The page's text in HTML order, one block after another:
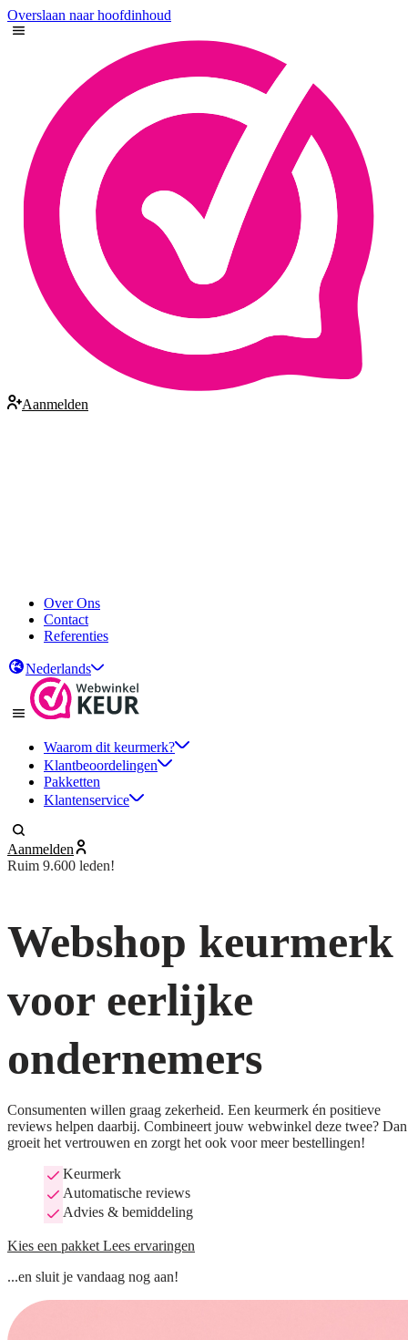
Overslaan naar hoofdinhoud
Aanmelden
Over Ons
Contact
Referenties
Nederlands
Waarom dit keurmerk?
Klantbeoordelingen
Pakketten
Klantenservice
Aanmelden
Ruim 9.600 leden!
Webshop keurmerk
voor eerlijke
ondernemers
Consumenten willen graag zekerheid. Een keurmerk én positieve
reviews helpen daarbij. Combineert jouw webwinkel deze twee? Dan
groeit het vertrouwen en zorgt het ook voor meer bestellingen!
Keurmerk
Automatische reviews
Advies & bemiddeling
Kies een pakket Lees ervaringen
...en sluit je vandaag nog aan!